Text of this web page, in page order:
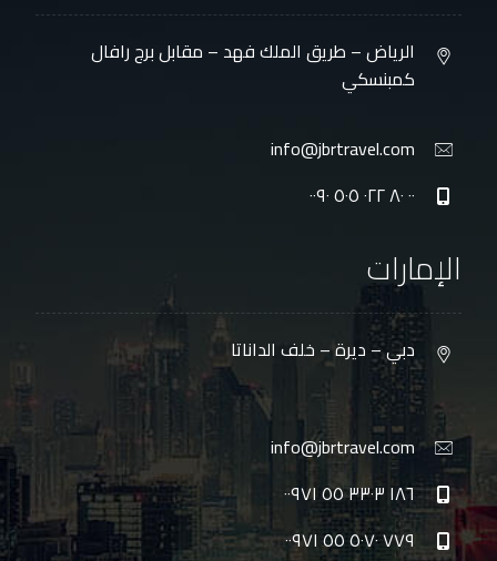
الرياض – طريق الملك فهد – مقابل برج رافال
كمبنسكي
info@jbrtravel.com
٠٠ ٨٠ ٠٢٢ ٥٠٥ ٠٠٩٠
الإمارات
دبي – ديرة – خلف الداناتا
info@jbrtravel.com
١٨٦ ٣٣٠٣ ٥٥ ٠٠٩٧١
٧٧٩ ٥٠٧٠ ٥٥ ٠٠٩٧١